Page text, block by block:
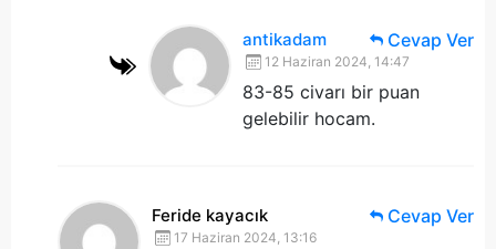
antikadam
12 Haziran 2024, 14:47
83-85 civarı bir puan
gelebilir hocam.
Cevap Ver
Feride kayacık
17 Haziran 2024, 13:16
Cevap Ver